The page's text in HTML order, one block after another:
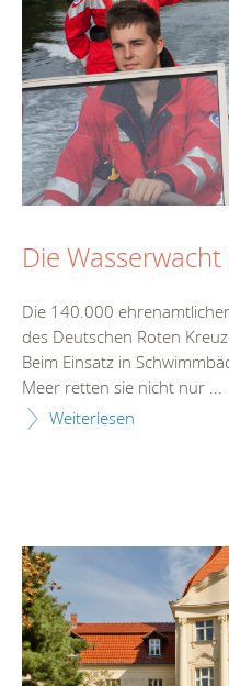
Die Wasserwacht
Die 140.000
des Deutschen Roten
Beim Einsatz in
Meer retten sie nicht nur ...
Weiterlesen